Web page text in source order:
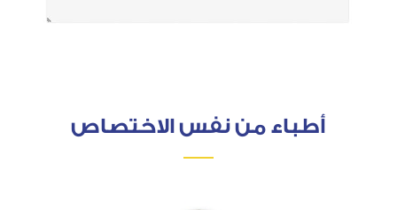
أطباء من نفس الاختصاص